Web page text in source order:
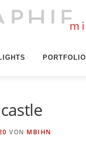
PORTFOLIO
VON MBIHN